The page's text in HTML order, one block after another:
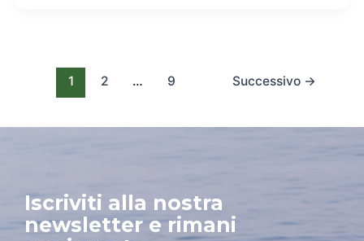
1 2 … 9 Successivo →
Iscriviti alla nostra
newsletter e rimani